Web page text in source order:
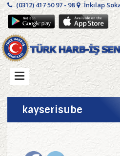
(0312) 417 50 97 - 98 İnkılap
kayserisube